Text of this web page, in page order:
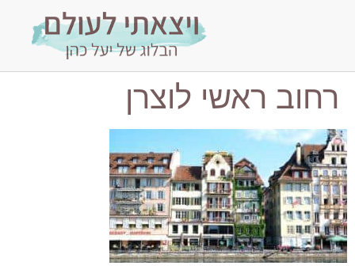
רחוב ראשי לוצרן